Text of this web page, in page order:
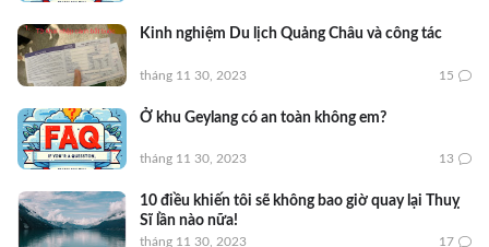
Kinh nghiệm Du lịch Quảng Châu và công tác
tháng 11 30, 2023 15
Ở khu Geylang có an toàn không em?
tháng 11 30, 2023 13
10 điều khiến tôi sẽ không bao giờ quay lại Thuỵ
Sĩ lần nào nữa!
tháng 11 30, 2023 17